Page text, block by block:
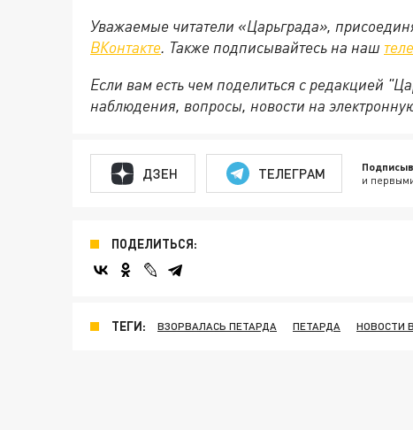
Уважаемые читатели «Царьграда»,
ВКонтакте. Также подписывайтесь на наш
Если вам есть чем поделиться с редакцией
наблюдения, вопросы, новости на
ДЗЕН ТЕЛЕГРАМ и
ПОДЕЛИТЬСЯ:
ТЕГИ: ВЗОРВАЛАСЬ ПЕТАРДА ПЕТАРДА НОВОСТИ